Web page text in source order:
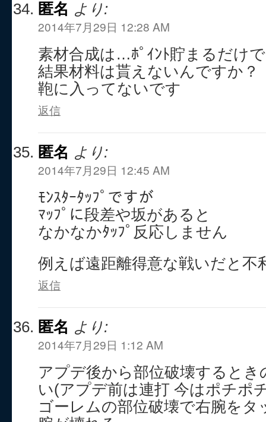
匿名 より:
2014年7月29日 12:28 AM
素材合成は…ﾎﾟｲﾝﾄ貯まるだけ
結果材料は貰えないんですか？
鞄に入ってないです
返信
匿名 より:
2014年7月29日 12:45 AM
ﾓﾝｽﾀｰﾀｯﾌﾟですが
ﾏｯﾌﾟに段差や坂があると
なかなかﾀｯﾌﾟ反応しません
例えば遠距離得意な戦いだと不
返信
匿名 より:
2014年7月29日 1:12 AM
アプデ後から部位破壊すると
い(アプデ前は連打 今はポチポ
ゴーレムの部位破壊で右腕をタ